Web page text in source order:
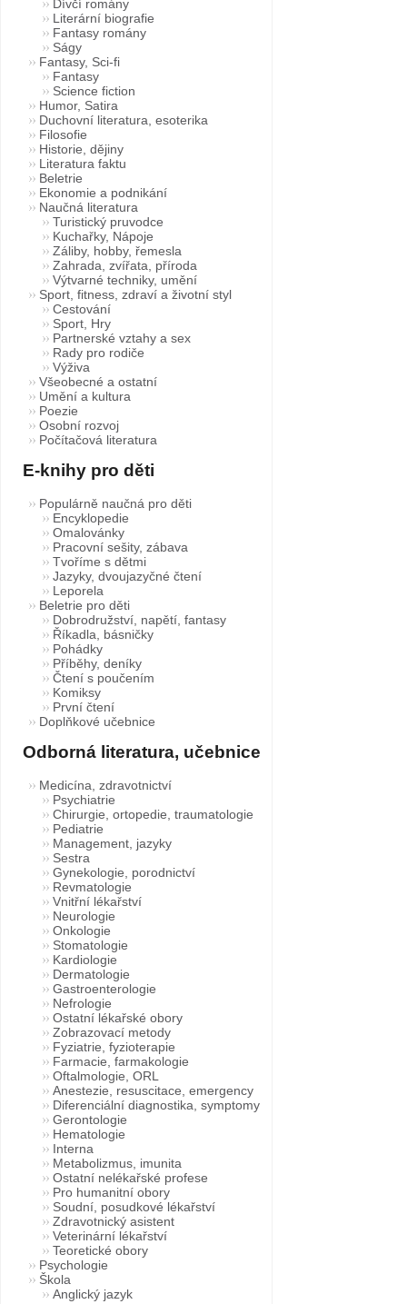
Dívčí romány
Literární biografie
Fantasy romány
Ságy
Fantasy, Sci-fi
Fantasy
Science fiction
Humor, Satira
Duchovní literatura, esoterika
Filosofie
Historie, dějiny
Literatura faktu
Beletrie
Ekonomie a podnikání
Naučná literatura
Turistický pruvodce
Kuchařky, Nápoje
Záliby, hobby, řemesla
Zahrada, zvířata, příroda
Výtvarné techniky, umění
Sport, fitness, zdraví a životní styl
Cestování
Sport, Hry
Partnerské vztahy a sex
Rady pro rodiče
Výživa
Všeobecné a ostatní
Umění a kultura
Poezie
Osobní rozvoj
Počítačová literatura
E-knihy pro děti
Populárně naučná pro děti
Encyklopedie
Omalovánky
Pracovní sešity, zábava
Tvoříme s dětmi
Jazyky, dvoujazyčné čtení
Leporela
Beletrie pro děti
Dobrodružství, napětí, fantasy
Říkadla, básničky
Pohádky
Příběhy, deníky
Čtení s poučením
Komiksy
První čtení
Doplňkové učebnice
Odborná literatura, učebnice
Medicína, zdravotnictví
Psychiatrie
Chirurgie, ortopedie, traumatologie
Pediatrie
Management, jazyky
Sestra
Gynekologie, porodnictví
Revmatologie
Vnitřní lékařství
Neurologie
Onkologie
Stomatologie
Kardiologie
Dermatologie
Gastroenterologie
Nefrologie
Ostatní lékařské obory
Zobrazovací metody
Fyziatrie, fyzioterapie
Farmacie, farmakologie
Oftalmologie, ORL
Anestezie, resuscitace, emergency
Diferenciální diagnostika, symptomy
Gerontologie
Hematologie
Interna
Metabolizmus, imunita
Ostatní nelékařské profese
Pro humanitní obory
Soudní, posudkové lékařství
Zdravotnický asistent
Veterinární lékařství
Teoretické obory
Psychologie
Škola
Anglický jazyk